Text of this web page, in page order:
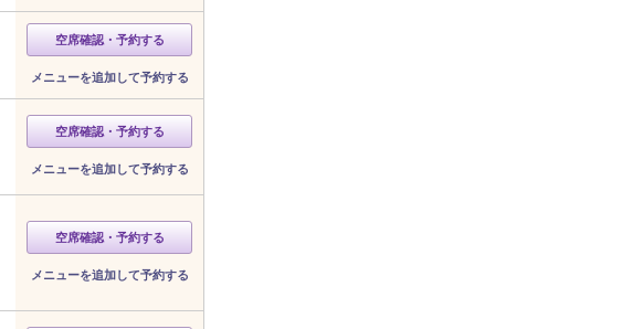
空席確認・予約する
メニューを追加して予約する
空席確認・予約する
メニューを追加して予約する
空席確認・予約する
メニューを追加して予約する